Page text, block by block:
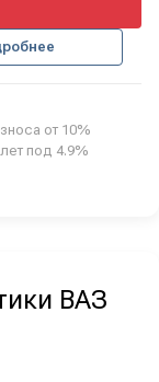
от 10%
под 4.9%
ВАЗ